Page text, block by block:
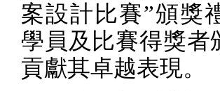
案設計比賽”頒獎
學員及比賽得獎者
貢獻其卓越表現。